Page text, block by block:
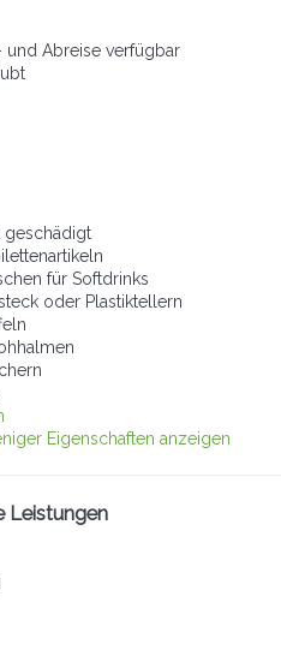
und Abreise verfügbar
für Softdrinks
oder Plastiktellern
Eigenschaften anzeigen
Leistungen